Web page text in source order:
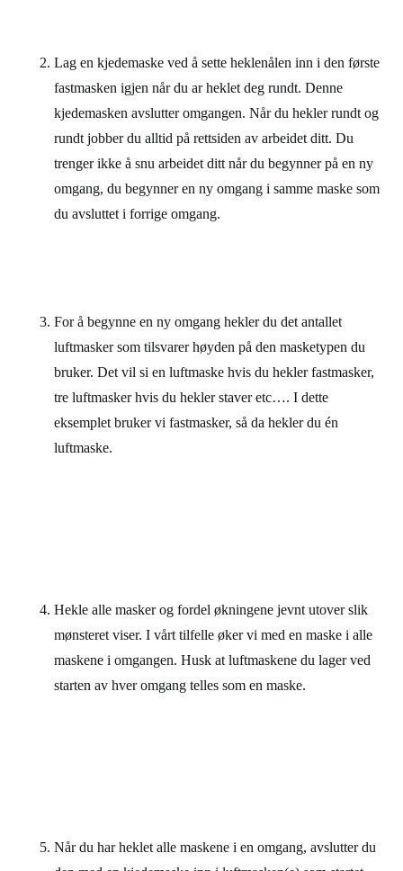
Lag en kjedemaske ved å sette heklenålen inn i den første
fastmasken igjen når du ar heklet deg rundt. Denne
kjedemasken avslutter omgangen. Når du hekler rundt og
rundt jobber du alltid på rettsiden av arbeidet ditt. Du
trenger ikke å snu arbeidet ditt når du begynner på en ny
omgang, du begynner en ny omgang i samme maske som
du avsluttet i forrige omgang.
For å begynne en ny omgang hekler du det antallet
luftmasker som tilsvarer høyden på den masketypen du
bruker. Det vil si en luftmaske hvis du hekler fastmasker,
tre luftmasker hvis du hekler staver etc…. I dette
eksemplet bruker vi fastmasker, så da hekler du én
luftmaske.
Hekle alle masker og fordel økningene jevnt utover slik
mønsteret viser. I vårt tilfelle øker vi med en maske i alle
maskene i omgangen. Husk at luftmaskene du lager ved
starten av hver omgang telles som en maske.
Når du har heklet alle maskene i en omgang, avslutter du